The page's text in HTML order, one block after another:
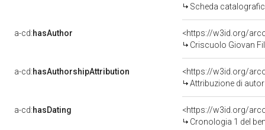
Scheda
a-cd:hasAuthor
<https://w3id.org/
Criscuolo Giovan
a-cd:hasAuthorshipAttribution
<https://w3id.org/
Attribuzione di
a-cd:hasDating
<https://w3id.org/
Cronologia 1 del